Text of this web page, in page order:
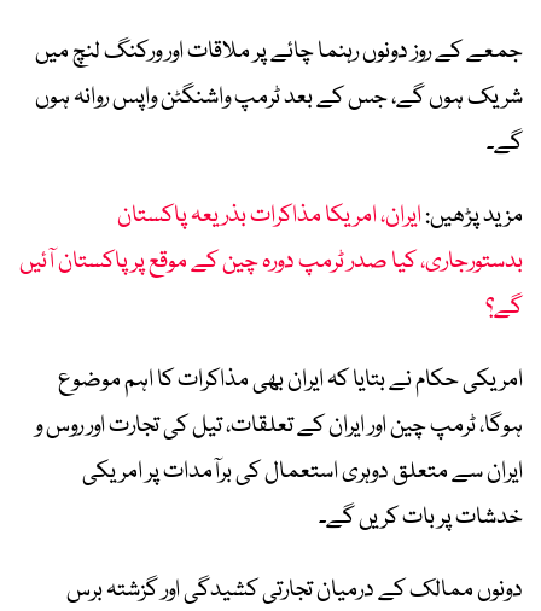
جمعے کے روز دونوں رہنما چائے پر ملاقات اور ورکنگ لنچ میں
شریک ہوں گے، جس کے بعد ٹرمپ واشنگٹن واپس روانہ ہوں
گے۔
مزید پڑھیں:ایران، امریکا مذاکرات بذریعہ پاکستان
بدستورجاری، کیا صدر ٹرمپ دورہ چین کے موقع پر پاکستان آئیں
گے؟
امریکی حکام نے بتایا کہ ایران بھی مذاکرات کا اہم موضوع
ہوگا، ٹرمپ چین اور ایران کے تعلقات، تیل کی تجارت اور روس و
ایران سے متعلق دوہری استعمال کی برآمدات پر امریکی
خدشات پر بات کریں گے۔
دونوں ممالک کے درمیان تجارتی کشیدگی اور گزشتہ برس